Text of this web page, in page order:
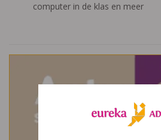
computer in de klas en meer